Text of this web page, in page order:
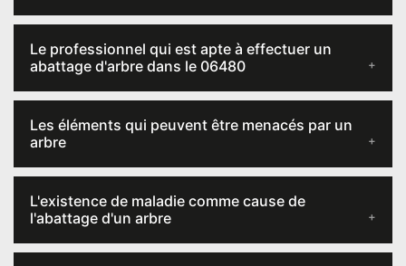
Le professionnel qui est apte à effectuer un
abattage d'arbre dans le 06480
Les éléments qui peuvent être menacés par un
arbre
L'existence de maladie comme cause de
l'abattage d'un arbre